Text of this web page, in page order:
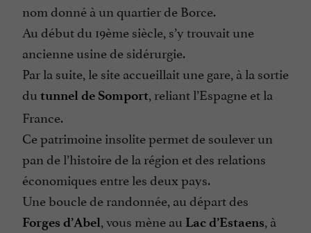
nom donné à un quartier de Borce.
Au début du 19ème siècle, s’y trouvait une
ancienne usine de sidérurgie.
Par la suite, le site accueillait une gare, à la sortie
du tunnel de Somport, reliant l’Espagne et la
France.
Ce patrimoine insolite permet de soulever un
pan de l’histoire de la région et des relations
économiques entre les deux pays.
Une boucle de randonnée, au départ des
Forges d’Abel, vous mène au Lac d’Estaens, à